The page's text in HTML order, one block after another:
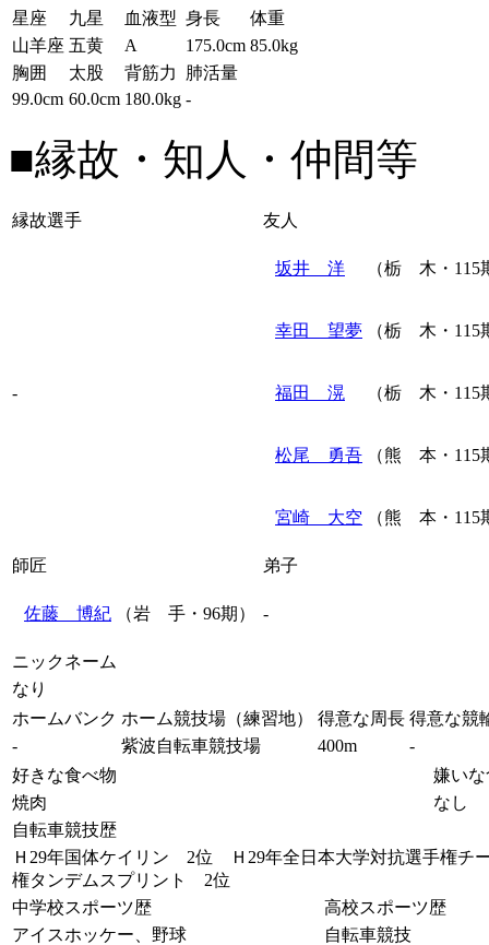
星座 九星 血液型 身長
体重
山羊座 五黄 A 175.0cm 85.0kg
胸囲
太股 背筋力
肺活量
99.0cm 60.0cm 180.0kg -
■縁故・知人・仲間等
縁故選手 友人
-
坂井 洋 （栃 木・115
幸田 望夢 （栃 木・115
福田 滉 （栃 木・115
松尾 勇吾 （熊 本・115
宮崎 大空 （熊 本・115
師匠 弟子
佐藤 博紀 （岩 手・96期） -
ニックネーム
なり
ホームバンク ホーム競技場（練習地） 得意な周長 得意な競
-
紫波自転車競技場 400m
-
好きな食べ物
嫌い
焼肉
なし
自転車競技歴
Ｈ29年国体ケイリン 2位 Ｈ29年全日本大学対抗選手権
権タンデムスプリント 2位
中学校スポーツ歴
高校スポーツ歴
アイスホッケー、野球
自転車競技